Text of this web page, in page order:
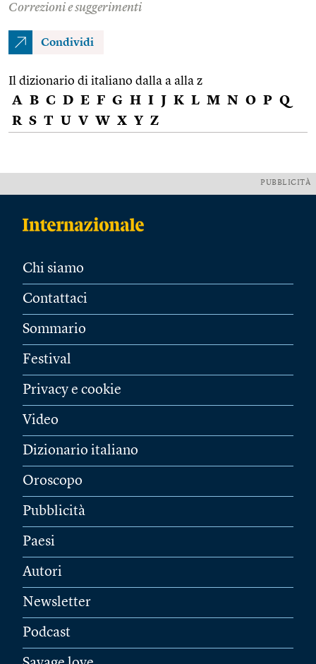
Correzioni e suggerimenti
Condividi
Il dizionario di italiano dalla a alla z
A B C D E F G H I J K L M N O P Q
R S T U V W X Y Z
PUBBLICITÀ
Chi siamo
Contattaci
Sommario
Festival
Privacy e cookie
Video
Dizionario italiano
Oroscopo
Pubblicità
Paesi
Autori
Newsletter
Podcast